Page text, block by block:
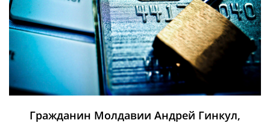
Гражданин Молдавии Андрей Гинкул,